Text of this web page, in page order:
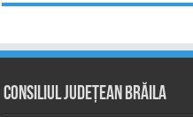
Consiliul Județean Brăila